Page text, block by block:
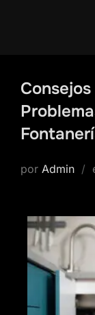
por Admin